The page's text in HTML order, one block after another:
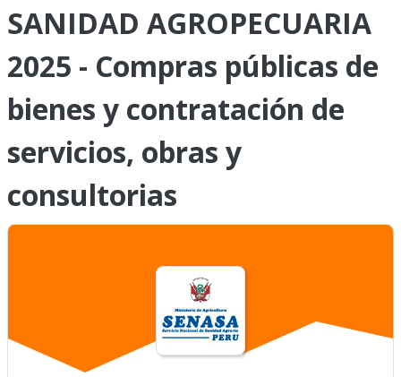
SANIDAD AGROPECUARIA
2025 - Compras públicas de
bienes y contratación de
servicios, obras y
consultorias